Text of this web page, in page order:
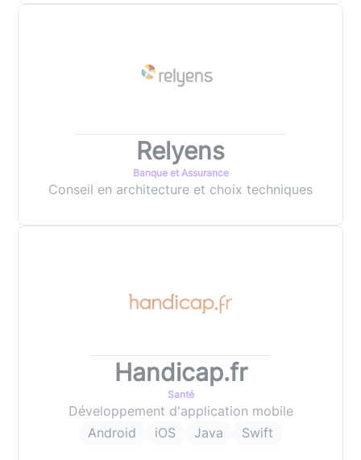
Relyens
Banque et Assurance
Conseil en architecture et choix techniques
Handicap.fr
Santé
Développement d'application mobile
Android
iOS Java Swift